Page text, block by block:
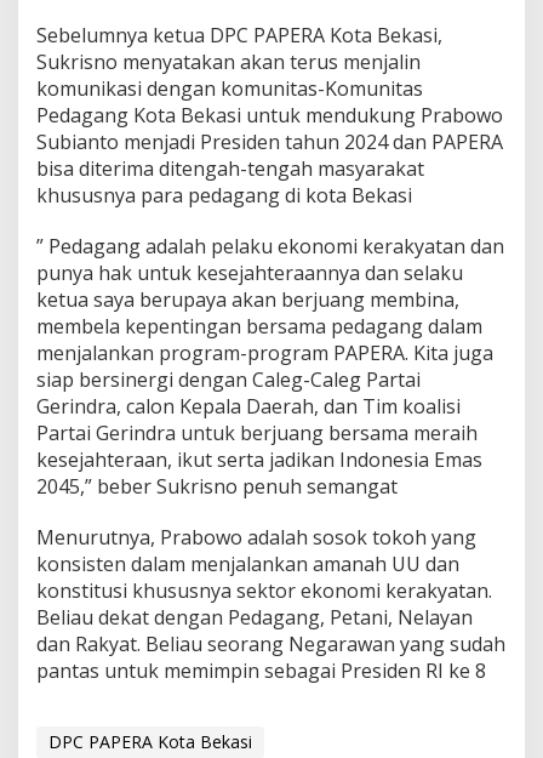
Sebelumnya ketua DPC PAPERA Kota Bekasi,
Sukrisno menyatakan akan terus menjalin
komunikasi dengan komunitas-Komunitas
Pedagang Kota Bekasi untuk mendukung Prabowo
Subianto menjadi Presiden tahun 2024 dan PAPERA
bisa diterima ditengah-tengah masyarakat
khususnya para pedagang di kota Bekasi
” Pedagang adalah pelaku ekonomi kerakyatan dan
punya hak untuk kesejahteraannya dan selaku
ketua saya berupaya akan berjuang membina,
membela kepentingan bersama pedagang dalam
menjalankan program-program PAPERA. Kita juga
siap bersinergi dengan Caleg-Caleg Partai
Gerindra, calon Kepala Daerah, dan Tim koalisi
Partai Gerindra untuk berjuang bersama meraih
kesejahteraan, ikut serta jadikan Indonesia Emas
2045,” beber Sukrisno penuh semangat
Menurutnya, Prabowo adalah sosok tokoh yang
konsisten dalam menjalankan amanah UU dan
konstitusi khususnya sektor ekonomi kerakyatan.
Beliau dekat dengan Pedagang, Petani, Nelayan
dan Rakyat. Beliau seorang Negarawan yang sudah
pantas untuk memimpin sebagai Presiden RI ke 8
DPC PAPERA Kota Bekasi